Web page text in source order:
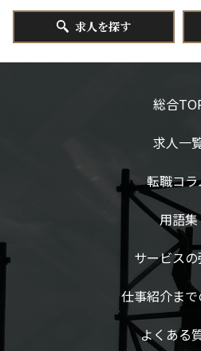
求人を探す
総合
求人一
転職コ
用語集
サービス
仕事紹介ま
よくある